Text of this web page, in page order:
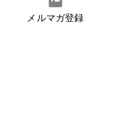
メルマガ登録